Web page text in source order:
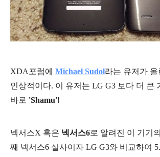
XDA포럼에 Michael Sudol라는 유저가 올
인상적이다. 이 유저는 LG G3 보다 더 큰
바로 'Shamu'!
넥서스X 혹은 넥서스6로 알려진 이 기기
째 넥서스6 실사이자 LG G3와 비교하여